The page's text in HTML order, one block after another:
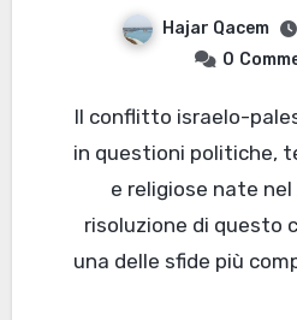
Hajar Qacem
0
Il conflitto israelo-palestinese è radicato
in questioni politiche,
e religiose nate nel
risoluzione di questo
una delle sfide più